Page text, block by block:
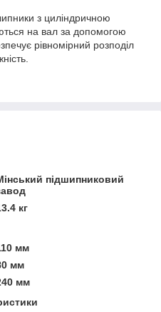
з циліндричною
на вал за допомогою
рівномірний розподіл
підшипниковий
кг
мм
мм
мм